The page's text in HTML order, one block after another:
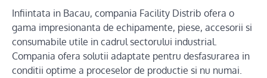
Infiintata in Bacau, compania Facility Distrib ofera o
gama impresionanta de echipamente, piese, accesorii si
consumabile utile in cadrul sectorului industrial.
Compania ofera solutii adaptate pentru desfasurarea in
conditii optime a proceselor de productie si nu numai.